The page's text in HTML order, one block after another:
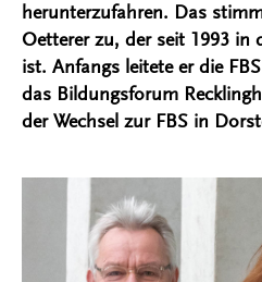
herunterzufahren. Das
Oetterer zu, der seit 1993 in
ist. Anfangs leitete er die
das Bildungsforum
der Wechsel zur FBS in